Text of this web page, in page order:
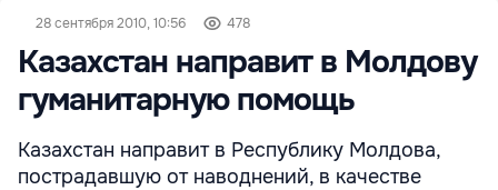
28 сентября 2010, 10:56 478
Казахстан направит в Молдову
гуманитарную помощь
Казахстан направит в Республику Молдова,
пострадавшую от наводнений, в качестве